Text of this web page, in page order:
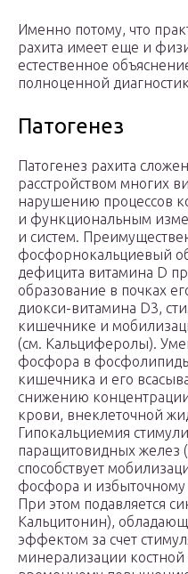
Именно потому, что
рахита имеет еще и
естественное
полноценной
Патогенез
Патогенез рахита
расстройством многих
нарушению процессов
и функциональным
и систем.
фосфорнокальциевый
дефицита витамина D
образование в почках
диокси-витамина D3,
кишечнике и
(см. Кальциферолы).
фосфора в
кишечника и его
снижению
крови, внеклеточной
Гипокальциемия
паращитовидных желез
способствует
фосфора и избыточному
При этом подавляется
Кальцитонин),
эффектом за счет
минерализации